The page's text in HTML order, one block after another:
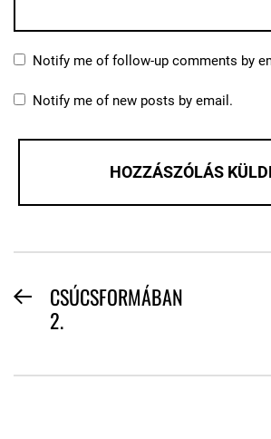
Notify me of follow-up comments by
Notify me of new posts by email.
BEJEGYZÉS
NAVIGÁCIÓ
PreviousCSÚCSFORMÁBAN
2.